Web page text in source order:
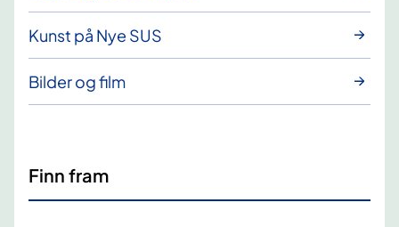
Kunst på Nye SUS
Bilder og film
Finn fram